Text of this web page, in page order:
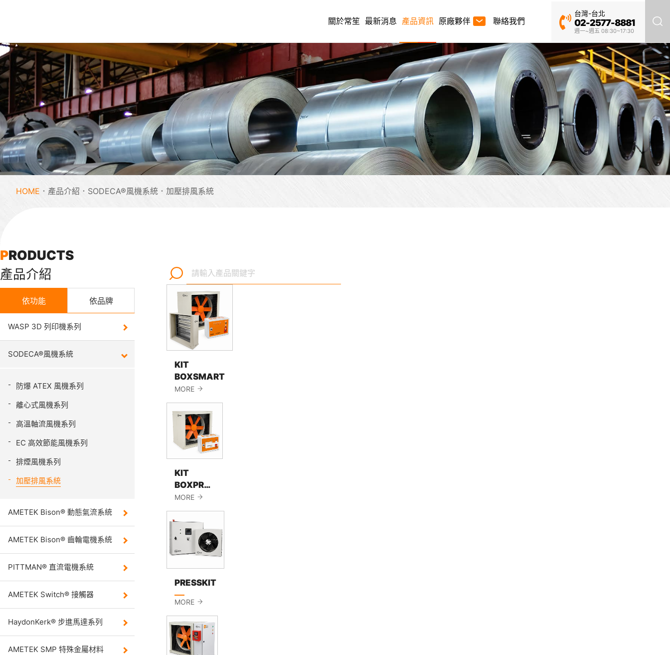
關於常笙 最新消息 產品資訊 原廠夥伴 聯絡我們
台灣-台北
02-2577-8881
週一~週五 08:30~17:30
HOME 產品介紹 SODECA®風機系統 加壓排風系統
PRODUCTS
產品介紹
依功能 依品牌
WASP 3D 列印機系列
SODECA®風機系統
防爆 ATEX 風機系列
離心式風機系列
高溫軸流風機系列
EC 高效節能風機系列
排煙風機系列
加壓排風系統
AMETEK Bison® 動態氣流系統
AMETEK Bison® 齒輪電機系統
PITTMAN® 直流電機系統
AMETEK Switch® 接觸器
HaydonKerk® 步進馬達系列
AMETEK SMP 特殊金屬材料
WASP 3D列印機
SODECA風機系統
Bison®齒輪馬達
系統
Bison®動態氣流
系統
PITTMAN®直流
電機系統
HaydonKerk®傳
動控制系統
Electrica 溫度保
電熱應用系列材料
KIT
BOXSMART
MORE
KIT
BOXPRES
PLUS
MORE
PRESSKIT
MORE